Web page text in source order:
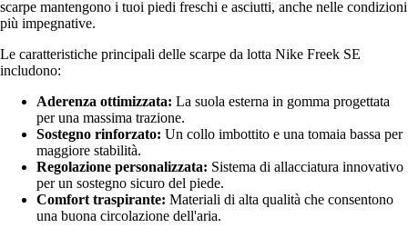
scarpe mantengono i tuoi piedi freschi e asciutti, anche nelle condizioni
più impegnative.
Le caratteristiche principali delle scarpe da lotta Nike Freek SE
includono:
Aderenza ottimizzata: La suola esterna in gomma progettata
per una massima trazione.
Sostegno rinforzato: Un collo imbottito e una tomaia bassa per
maggiore stabilità.
Regolazione personalizzata: Sistema di allacciatura innovativo
per un sostegno sicuro del piede.
Comfort traspirante: Materiali di alta qualità che consentono
una buona circolazione dell'aria.